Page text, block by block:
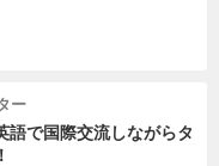
ー
語で国際交流しながらタ